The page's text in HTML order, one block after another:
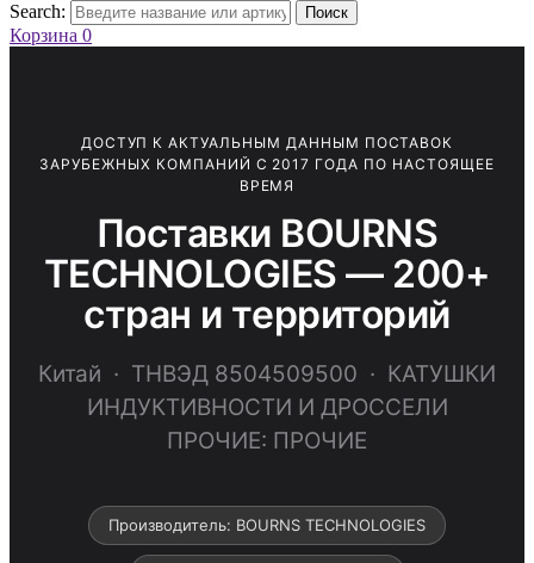
Search:
Поиск
Корзина 0
ДОСТУП К АКТУАЛЬНЫМ ДАННЫМ ПОСТАВОК
ЗАРУБЕЖНЫХ КОМПАНИЙ С 2017 ГОДА ПО НАСТОЯЩЕЕ
ВРЕМЯ
Поставки BOURNS
TECHNOLOGIES — 200+
стран и территорий
Китай · ТНВЭД 8504509500 · КАТУШКИ
ИНДУКТИВНОСТИ И ДРОССЕЛИ
ПРОЧИЕ: ПРОЧИЕ
Производитель: BOURNS TECHNOLOGIES